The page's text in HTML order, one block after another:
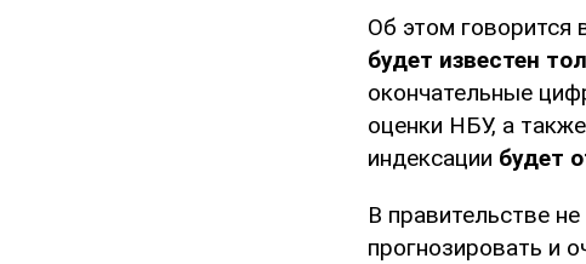
Об этом говорится
будет известен
окончательные
оценки НБУ, а
индексации будет
В правительстве
прогнозировать и